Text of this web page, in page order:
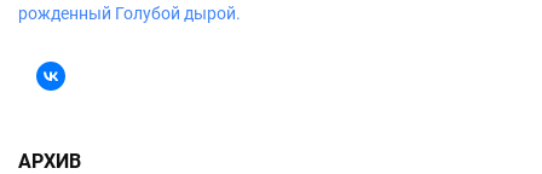
рожденный Голубой дырой.
АРХИВ